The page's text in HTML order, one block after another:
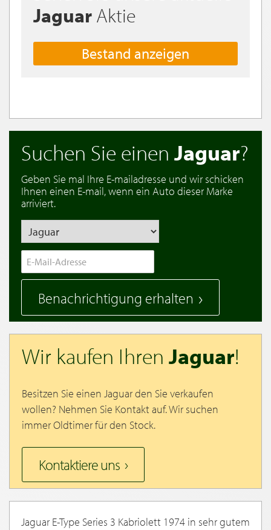
Jaguar Aktie
Bestand anzeigen
Suchen Sie einen Jaguar?
Geben Sie mal Ihre E-mailadresse und wir schicken
Ihnen einen E-mail, wenn ein Auto dieser Marke
arriviert.
Benachrichtigung erhalten
Wir kaufen Ihren Jaguar!
Besitzen Sie einen Jaguar den Sie verkaufen
wollen? Nehmen Sie Kontakt auf. Wir suchen
immer Oldtimer für den Stock.
Kontaktiere uns
Jaguar E-Type Series 3 Kabriolett 1974 in sehr gutem